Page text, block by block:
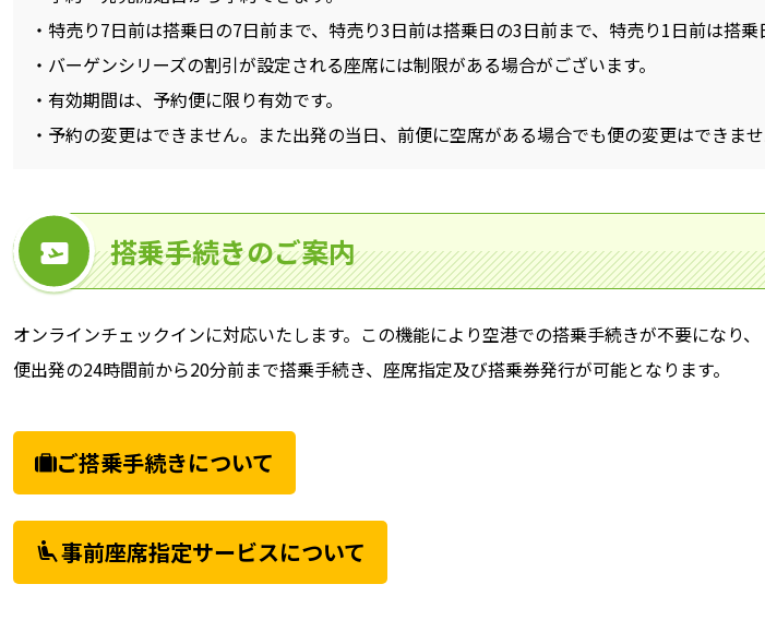
特売り7日前は搭乗日の7日前まで、特売り3日前は搭乗日の3日前まで、特売り1日前は搭乗
バーゲンシリーズの割引が設定される座席には制限がある場合がございます。
有効期間は、予約便に限り有効です。
予約の変更はできません。また出発の当日、前便に空席がある場合でも便の変更はできませ
搭乗手続きのご案内
オンラインチェックインに対応いたします。この機能により空港での搭乗手続きが不要になり、
便出発の24時間前から20分前まで搭乗手続き、座席指定及び搭乗券発行が可能となります。
ご搭乗手続きについて
airline_seat_recline_extra事前座席指定サービスについて